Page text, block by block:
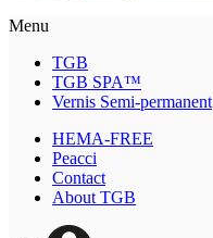
Menu
TGB
TGB SPA™
Vernis Semi-permanent
HEMA-FREE
Peacci
Contact
About TGB